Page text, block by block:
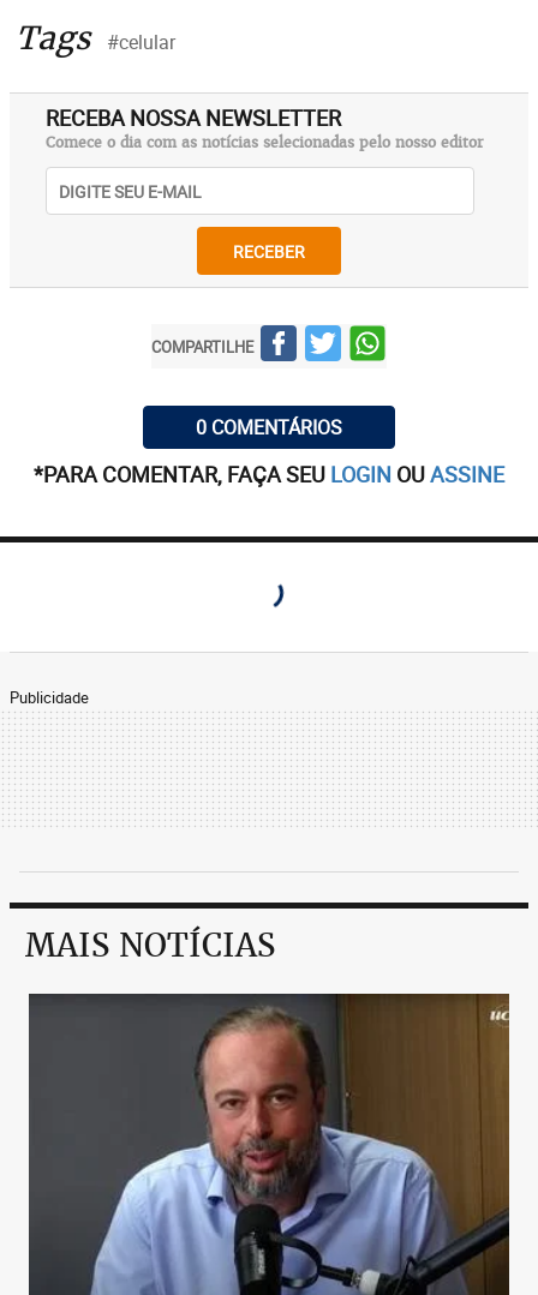
Tags #celular
RECEBA NOSSA NEWSLETTER
Comece o dia com as notícias selecionadas pelo nosso editor
RECEBER
COMPARTILHE
0 COMENTÁRIOS
*PARA COMENTAR, FAÇA SEU LOGIN OUASSINE
Publicidade
MAIS NOTÍCIAS